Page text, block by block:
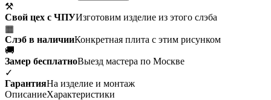
⚒
Свой цех с ЧПУИзготовим изделие из этого слэба
▦
Слэб в наличииКонкретная плита с этим рисунком
🚚
Замер бесплатноВыезд мастера по Москве
✓
ГарантияНа изделие и монтаж
ОписаниеХарактеристики